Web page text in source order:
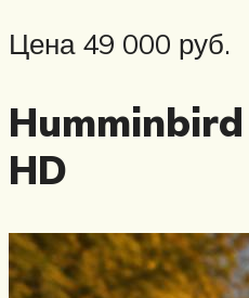
Цена 49 000 руб.
Humminbird
HD